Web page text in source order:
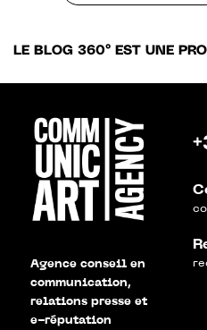
LE BLOG 360° EST UNE
Agence conseil en
communication,
relations presse et
e-réputation